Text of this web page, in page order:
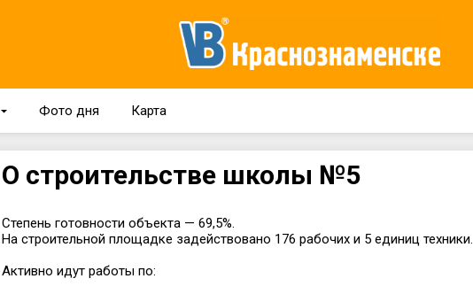
{ Фото дня Карта
О строительстве школы №5
Степень готовности объекта — 69,5%.
На строительной площадке задействовано 176 рабочих и 5 единиц техники.
Активно идут работы по: